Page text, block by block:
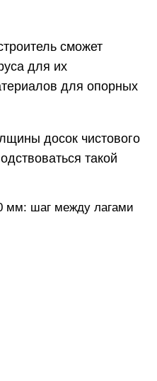
покрытия следует
доску 1-го или
породой
на ощупь. Дуб тоже
влажность, но